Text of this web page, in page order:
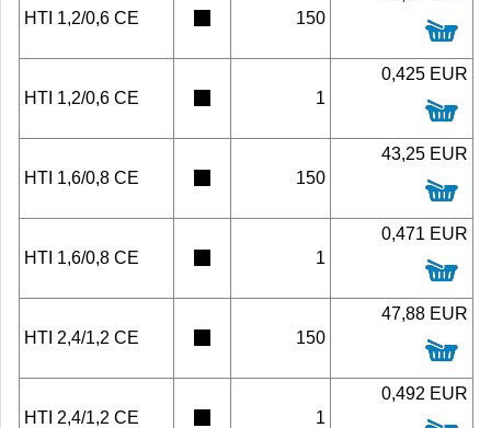
HTI 1,2/0,6 CE 150
HTI 1,2/0,6 CE 1
0,425 EUR
HTI 1,6/0,8 CE 150
43,25 EUR
HTI 1,6/0,8 CE 1
0,471 EUR
HTI 2,4/1,2 CE 150
47,88 EUR
HTI 2,4/1,2 CE 1
0,492 EUR